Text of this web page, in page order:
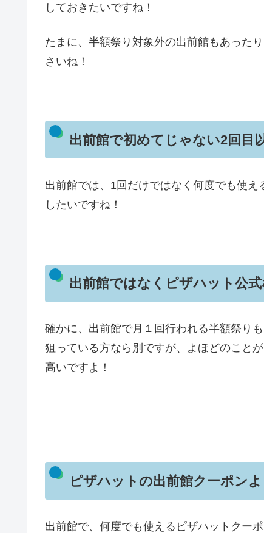
しておきたいですね！
たまに、半額祭り対象外の出前館もあった
さいね！
出前館で初めてじゃない2回目
出前館では、1回だけではなく何度でも使
したいですね！
出前館ではなくピザハット公
確かに、出前館で月１回行われる半額祭りも
狙っている方なら別ですが、よほどのこと
高いですよ！
ピザハットの出前館クーポン
出前館で、何度でも使えるピザハットクー